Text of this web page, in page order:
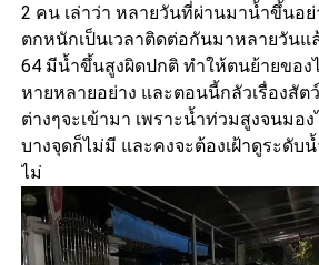
2 คน เล่าว่า หลายวันที่ผ่านมาน้ำขึ้นอย่
ตกหนักเป็นเวลาติดต่อกันมาหลายวันแ
64 มีน้ำขึ้นสูงผิดปกติ ทำให้ตนย้ายของ
หายหลายอย่าง และตอนนี้กลัวเรื่องสั
ต่างๆจะเข้ามา เพราะน้ำท่วมสูงจนมอ
บางจุดก็ไม่มี และคงจะต้องเฝ้าดูระดับ
ไม่